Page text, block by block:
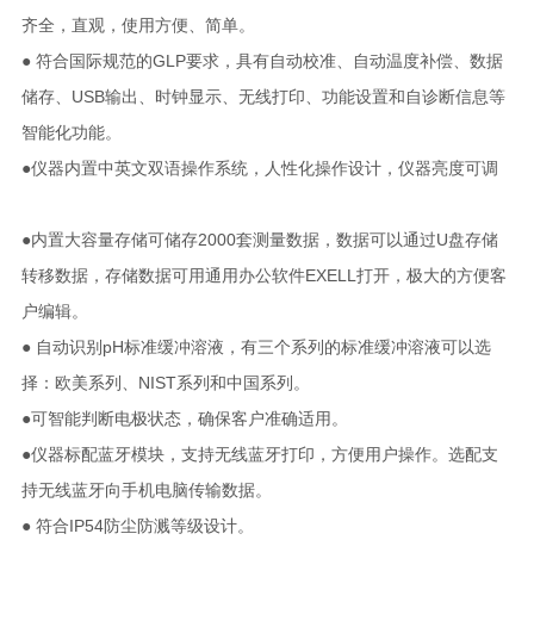
齐全，直观，使用方便、简单。
● 符合国际规范的GLP要求，具有自动校准、自动温度补偿、数据
储存、USB输出、时钟显示、无线打印、功能设置和自诊断信息等
智能化功能。
●仪器内置中英文双语操作系统，人性化操作设计，仪器亮度可调
●内置大容量存储可储存2000套测量数据，数据可以通过U盘存储
转移数据，存储数据可用通用办公软件EXELL打开，极大的方便客
户编辑。
● 自动识别pH标准缓冲溶液，有三个系列的标准缓冲溶液可以选
择：欧美系列、NIST系列和中国系列。
●可智能判断电极状态，确保客户准确适用。
●仪器标配蓝牙模块，支持无线蓝牙打印，方便用户操作。选配支
持无线蓝牙向手机电脑传输数据。
● 符合IP54防尘防溅等级设计。